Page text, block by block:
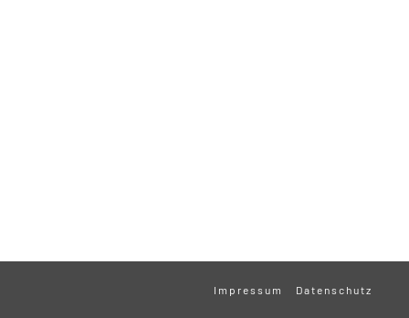
Impressum Datenschutz